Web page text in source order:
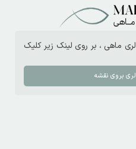
ماهی ، بر روی لینک زیر کلیک
بروی نقشه